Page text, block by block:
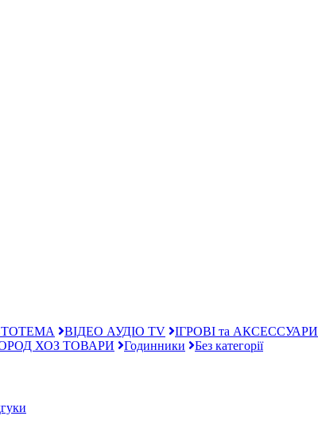
ВІДЕО АУДІО TV ІГРОВІ та АКСЕССУАРИ
ХОЗ ТОВАРИ Годинники Без категорії